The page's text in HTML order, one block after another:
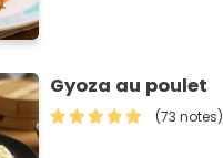
Gyoza au poulet
(73 notes)